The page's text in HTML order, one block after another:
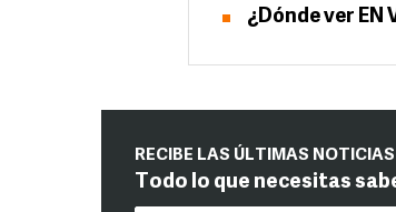
¿Dónde ver EN
RECIBE LAS ÚLTIMAS
Todo lo que necesitas